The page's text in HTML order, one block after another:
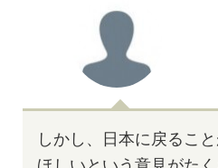
しかし、日本に戻るこ